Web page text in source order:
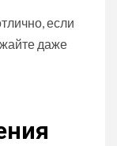
если
даже